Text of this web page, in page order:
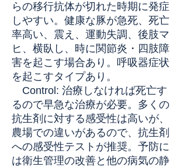
らの移行抗体が切れた時期に発症
しやすい。健康な豚が急死、死亡
率高い、震え、運動失調、後肢マ
ヒ、横臥し、時に関節炎・四肢障
害を起こす場合あり。呼吸器症状
を起こすタイプあり。
Control: 治療しなければ死亡す
るので早急な治療が必要。多くの
抗生剤に対する感受性は高いが、
農場での違いがあるので、抗生剤
への感受性テストが推奨。予防に
は衛生管理の改善と他の病気の静